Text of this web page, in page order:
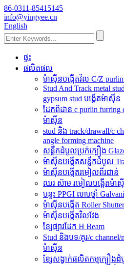
86-0311-85415145
info@yingyee.cn
English
ផ្ទះ
ផលិតផល
ម៉ាស៊ីនបង្កើតវិល C/Z
Stud And Track metal
gypsum stud បង្កើតម៉ាស៊ីន
ដែកពិដាន c purlin furring
ម៉ាស៊ីន
stud និង track/drawall/c
angle forming machine
សន្លឹកដំបូលប្រក់ក្បឿង
ម៉ាស៊ីនបង្កើតសន្លឹកដំបូល
ម៉ាស៊ីនបង្កើតរមៀលពីរជាន់
ឈរ ស៊ាម រមៀលបង្កើតម៉ា
បន្ទះ PPGI លាបថ្នាំ
ម៉ាស៊ីនបង្កើត Roller
ម៉ាស៊ីនបង្កើតវិលវែង
ខ្សែផ្សារដែក H Beam
Stud និងបទ/គូរ/c channel/
ម៉ាស៊ីន
ខ្សែសង្វាក់ផលិតកម្មក្បឿង